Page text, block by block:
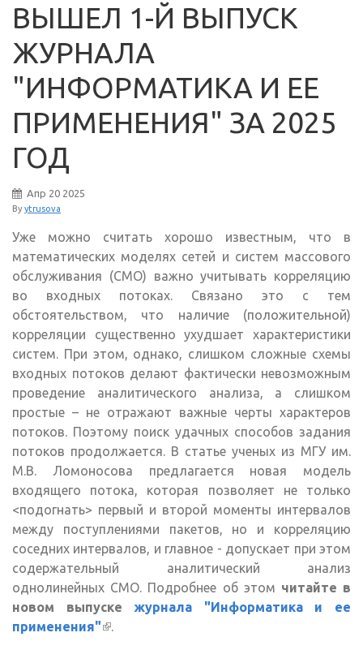
ВЫШЕЛ 1-Й ВЫПУСК
ЖУРНАЛА
"ИНФОРМАТИКА И ЕЕ
ПРИМЕНЕНИЯ" ЗА 2025
ГОД
Апр 20 2025
By ytrusova
Уже можно считать хорошо известным, что в
математических моделях сетей и систем массового
обслуживания (СМО) важно учитывать корреляцию
во входных потоках. Связано это с тем
обстоятельством, что наличие (положительной)
корреляции существенно ухудшает характеристики
систем. При этом, однако, слишком сложные схемы
входных потоков делают фактически невозможным
проведение аналитического анализа, а слишком
простые – не отражают важные черты характеров
потоков. Поэтому поиск удачных способов задания
потоков продолжается. В статье ученых из МГУ им.
М.В. Ломоносова предлагается новая модель
входящего потока, которая позволяет не только
<подогнать> первый и второй моменты интервалов
между поступлениями пакетов, но и корреляцию
соседних интервалов, и главное - допускает при этом
содержательный аналитический анализ
однолинейных СМО. Подробнее об этом читайте в
новом выпуске журнала "Информатика и ее
применения"(внешняя ссылка)
.